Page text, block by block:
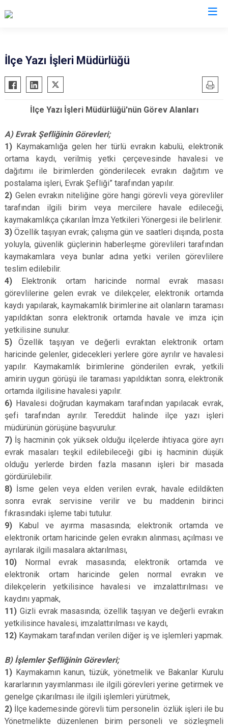
Akıncılar
Altınyayla
Gemerek
Gölova
Gürün
Hafik
Koyulhisar
Suşehri
Ulaş
Yıldızeli
Zara
İlçe Yazı İşleri Müdürlüğü
İlçe Yazı İşleri Müdürlüğü'nün Görev Alanları
A) Evrak Şefliğinin Görevleri;
1) Kaymakamlığa gelen her türlü evrakın kabulü, elektronik
ortama kaydı, verilmiş yetki çerçevesinde havalesi ve
dağıtımı ile birimlerden gönderilecek evrakın dağıtım ve
postalama işleri, Evrak Şefliği” tarafından yapılır.
2) Gelen evrakın niteliğine göre hangi görevli veya görevliler
tarafından ilgili birim veya mercilere havale edileceği,
kaymakamlıkça çıkarılan İmza Yetkileri Yönergesi ile belirlenir.
3) Özellik taşıyan evrak; çalışma gün ve saatleri dışında, posta
yoluyla, güvenlik güçlerinin haberleşme görevlileri tarafından
kaymakamlara veya bunlar adına yetki verilen görevlilere
teslim edilebilir.
4) Elektronik ortam haricinde normal evrak masası
görevlilerine gelen evrak ve dilekçeler, elektronik ortamda
kaydı yapılarak, kaymakamlık birimlerine ait olanların taraması
yapıldıktan sonra elektronik ortamda havale ve imza için
yetkilisine sunulur.
5) Özellik taşıyan ve değerli evraktan elektronik ortam
haricinde gelenler, gidecekleri yerlere göre ayrılır ve havalesi
yapılır. Kaymakamlık birimlerine gönderilen evrak, yetkili
amirin uygun görüşü ile taraması yapıldıktan sonra, elektronik
ortamda ilgilisine havalesi yapılır.
6) Havalesi doğrudan kaymakam tarafından yapılacak evrak,
şefi tarafından ayrılır. Tereddüt halinde ilçe yazı işleri
müdürünün görüşüne başvurulur.
7) İş hacminin çok yüksek olduğu ilçelerde ihtiyaca göre ayrı
evrak masaları teşkil edilebileceği gibi iş hacminin düşük
olduğu yerlerde birden fazla masanın işleri bir masada
gördürülebilir.
8) İsme gelen veya elden verilen evrak, havale edildikten
sonra evrak servisine verilir ve bu maddenin birinci
fıkrasındaki işleme tabi tutulur.
9) Kabul ve ayırma masasında; elektronik ortamda ve
elektronik ortam haricinde gelen evrakın alınması, açılması ve
ayrılarak ilgili masalara aktarılması,
10) Normal evrak masasında; elektronik ortamda ve
elektronik ortam haricinde gelen normal evrakın ve
dilekçelerin yetkilisince havalesi ve imzalattırılması ve
kaydını yapmak,
11) Gizli evrak masasında; özellik taşıyan ve değerli evrakın
yetkilisince havalesi, imzalattırılması ve kaydı,
12) Kaymakam tarafından verilen diğer iş ve işlemleri yapmak.
B) İşlemler Şefliğinin Görevleri;
1) Kaymakamın kanun, tüzük, yönetmelik ve Bakanlar Kurulu
kararlarının yayımlanması ile ilgili görevleri yerine getirmek ve
genelge çıkarılması ile ilgili işlemleri yürütmek,
2) İlçe kademesinde görevli tüm personelin özlük işleri ile bu
Yönetmelikte düzenlenen birim personeli ve sözleşmeli